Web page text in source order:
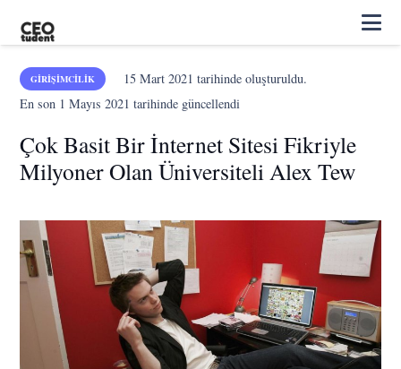
GIRIŞIMCILIK 15 Mart 2021 tarihinde oluşturuldu.
En son 1 Mayıs 2021 tarihinde güncellendi
Çok Basit Bir İnternet Sitesi Fikriyle
Milyoner Olan Üniversiteli Alex Tew